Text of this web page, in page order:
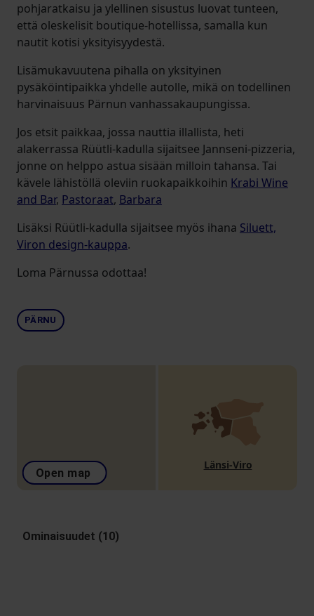
pohjaratkaisu ja ylellinen sisustus luovat tunteen,
että oleskelisit boutique-hotellissa, samalla kun
nautit kotisi yksityisyydestä.
Lisämukavuutena pihalla on yksityinen
pysäköintipaikka yhdelle autolle, mikä on todellinen
harvinaisuus Pärnun vanhassakaupungissa.
Jos etsit paikkaa, jossa nauttia illallista, heti
alakerrassa Rüütli-kadulla sijaitsee Jannseni-pizzeria,
jonne on helppo astua sisään milloin tahansa. Tai
kävele lähistöllä oleviin ruokapaikkoihin Krabi Wine
and Bar, Pastoraat, Barbara
Lisäksi Rüütli-kadulla sijaitsee myös ihana Siluett,
Viron design-kauppa.
Loma Pärnussa odottaa!
PÄRNU
Open map
Länsi-Viro
Ominaisuudet (10)